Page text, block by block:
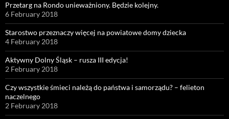
Przetarg na Rondo unieważniony. Będzie kolejny.
6 February 2018
Starostwo przeznaczy więcej na powiatowe domy dziecka
4 February 2018
Aktywny Dolny Śląsk – rusza III edycja!
2 February 2018
Czy wszystkie śmieci należą do państwa i samorządu? – felieton
naczelnego
2 February 2018